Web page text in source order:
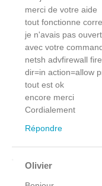
merci de votre aide
tout fonctionne
je n'avais pas
avec votre
netsh advfirewall
dir=in action=allow
tout est ok
encore merci
Cordialement
Répondre
Olivier